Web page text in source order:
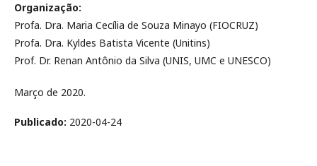
Organização:
Profa. Dra. Maria Cecília de Souza Minayo (FIOCRUZ)
Profa. Dra. Kyldes Batista Vicente (Unitins)
Prof. Dr. Renan Antônio da Silva (UNIS, UMC e UNESCO)
Março de 2020.
Publicado: 2020-04-24